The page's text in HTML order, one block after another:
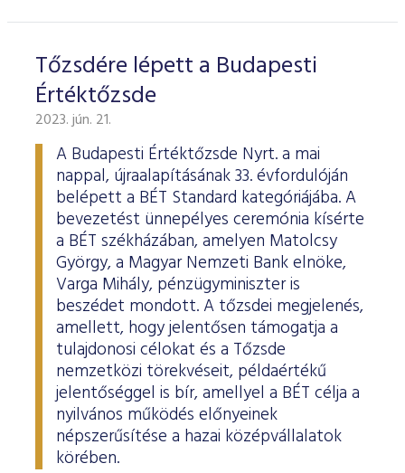
Tőzsdére lépett a Budapesti
Értéktőzsde
2023. jún. 21.
A Budapesti Értéktőzsde Nyrt. a mai
nappal, újraalapításának 33. évfordulóján
belépett a BÉT Standard kategóriájába. A
bevezetést ünnepélyes ceremónia kísérte
a BÉT székházában, amelyen Matolcsy
György, a Magyar Nemzeti Bank elnöke,
Varga Mihály, pénzügyminiszter is
beszédet mondott. A tőzsdei megjelenés,
amellett, hogy jelentősen támogatja a
tulajdonosi célokat és a Tőzsde
nemzetközi törekvéseit, példaértékű
jelentőséggel is bír, amellyel a BÉT célja a
nyilvános működés előnyeinek
népszerűsítése a hazai középvállalatok
körében.